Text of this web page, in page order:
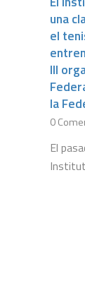
una
el
III
la
0
El